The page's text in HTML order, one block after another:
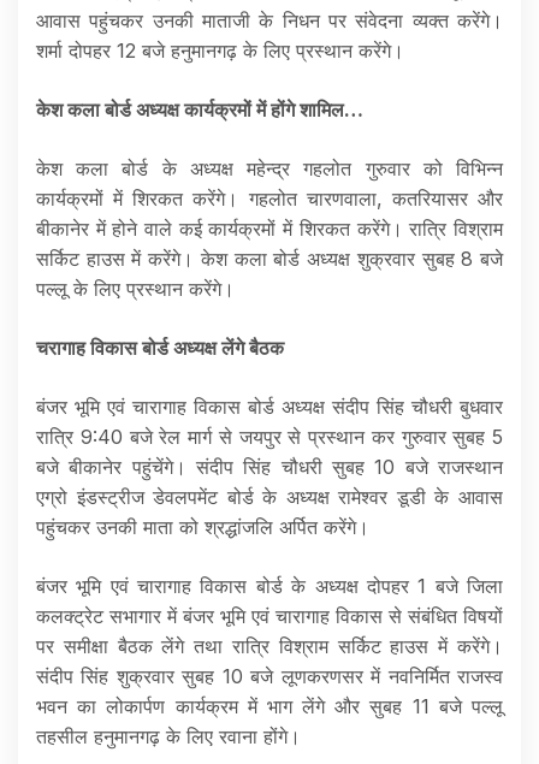
आवास पहुंचकर उनकी माताजी के निधन पर संवेदना व्यक्त करेंगे।
शर्मा दोपहर 12 बजे हनुमानगढ़ के लिए प्रस्थान करेंगे।
केश कला बोर्ड अध्यक्ष कार्यक्रमों में होंगे शामिल…
केश कला बोर्ड के अध्यक्ष महेन्द्र गहलोत गुरुवार को विभिन्न
कार्यक्रमों में शिरकत करेंगे। गहलोत चारणवाला, कतरियासर और
बीकानेर में होने वाले कई कार्यक्रमों में शिरकत करेंगे। रात्रि विश्राम
सर्किट हाउस में करेंगे। केश कला बोर्ड अध्यक्ष शुक्रवार सुबह 8 बजे
पल्लू के लिए प्रस्थान करेंगे।
चरागाह विकास बोर्ड अध्यक्ष लेंगे बैठक
बंजर भूमि एवं चारागाह विकास बोर्ड अध्यक्ष संदीप सिंह चौधरी बुधवार
रात्रि 9:40 बजे रेल मार्ग से जयपुर से प्रस्थान कर गुरुवार सुबह 5
बजे बीकानेर पहुंचेंगे। संदीप सिंह चौधरी सुबह 10 बजे राजस्थान
एग्रो इंडस्ट्रीज डेवलपमेंट बोर्ड के अध्यक्ष रामेश्वर डूडी के आवास
पहुंचकर उनकी माता को श्रद्धांजलि अर्पित करेंगे।
बंजर भूमि एवं चारागाह विकास बोर्ड के अध्यक्ष दोपहर 1 बजे जिला
कलक्ट्रेट सभागार में बंजर भूमि एवं चारागाह विकास से संबंधित विषयों
पर समीक्षा बैठक लेंगे तथा रात्रि विश्राम सर्किट हाउस में करेंगे।
संदीप सिंह शुक्रवार सुबह 10 बजे लूणकरणसर में नवनिर्मित राजस्व
भवन का लोकार्पण कार्यक्रम में भाग लेंगे और सुबह 11 बजे पल्लू
तहसील हनुमानगढ़ के लिए रवाना होंगे।